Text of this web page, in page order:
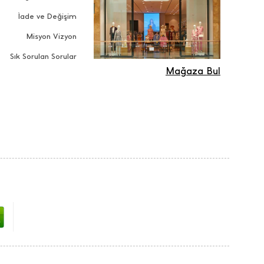
İade ve Değişim
Misyon Vizyon
Sık Sorulan Sorular
Mağaza Bul